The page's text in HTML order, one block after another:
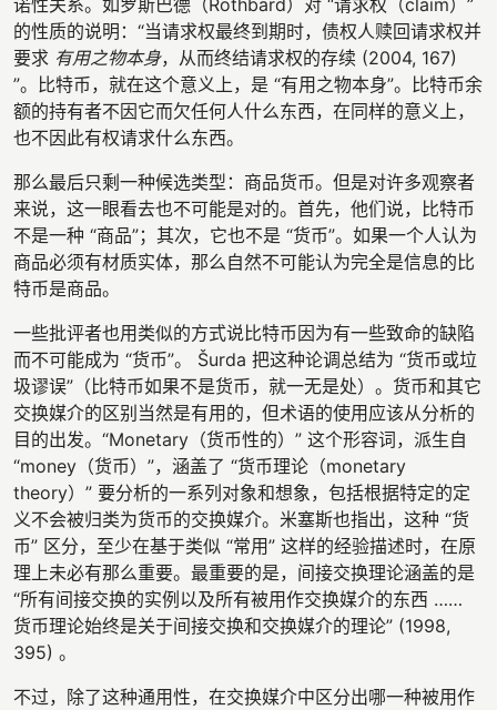
的性质的说明：“当请求权最终到期时，债权人赎回请求权并
要求 有用之物本身，从而终结请求权的存续 (2004, 167)
”。比特币，就在这个意义上，是 “有用之物本身”。比特币余
额的持有者不因它而欠任何人什么东西，在同样的意义上，
也不因此有权请求什么东西。
那么最后只剩一种候选类型：商品货币。但是对许多观察者
来说，这一眼看去也不可能是对的。首先，他们说，比特币
不是一种 “商品”；其次，它也不是 “货币”。如果一个人认为
商品必须有材质实体，那么自然不可能认为完全是信息的比
特币是商品。
一些批评者也用类似的方式说比特币因为有一些致命的缺陷
而不可能成为 “货币”。 Šurda 把这种论调总结为 “货币或垃
圾谬误”（比特币如果不是货币，就一无是处）。货币和其它
交换媒介的区别当然是有用的，但术语的使用应该从分析的
目的出发。“Monetary（货币性的）” 这个形容词，派生自
“money（货币）”，涵盖了 “货币理论（monetary
theory）” 要分析的一系列对象和想象，包括根据特定的定
义不会被归类为货币的交换媒介。米塞斯也指出，这种 “货
币” 区分，至少在基于类似 “常用” 这样的经验描述时，在原
理上未必有那么重要。最重要的是，间接交换理论涵盖的是
“所有间接交换的实例以及所有被用作交换媒介的东西 ……
货币理论始终是关于间接交换和交换媒介的理论” (1998,
395) 。
不过，除了这种通用性，在交换媒介中区分出哪一种被用作